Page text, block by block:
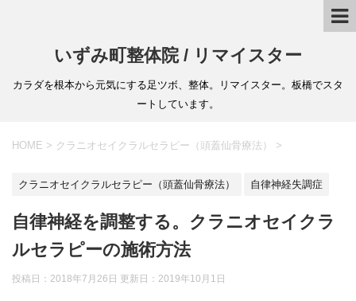
いずみ町整体院 / リマイスター
カラダを根本から元気にする足ツボ、整体。リマイスター。板橋でスタ
ートしています。
HOME > クラニオセイクラルセラピー（頭蓋仙骨療法） >
クラニオセイクラルセラピー（頭蓋仙骨療法） 自律神経失調症
自律神経を調整する。クラニオセイクラ
ルセラピーの施術方法
投稿日：2018年7月26日 更新日： 2019年10月1日